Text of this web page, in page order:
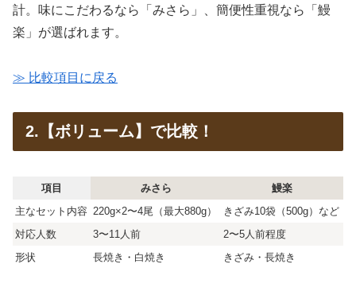
計。味にこだわるなら「みさら」、簡便性重視なら「鰻
楽」が選ばれます。
≫ 比較項目に戻る
2.【ボリューム】で比較！
項目 みさら
鰻楽
主なセット内容 220g×2〜4尾（最大880g）
きざみ10袋（500g）など
対応人数
3〜11人前
2〜5人前程度
形状
長焼き・白焼き きざみ・長焼き